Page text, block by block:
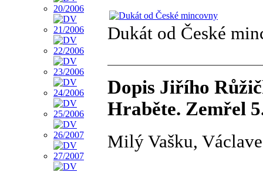
Dukát od České
Dopis Jiřího
Hraběte. Zemřel
Milý Vašku,